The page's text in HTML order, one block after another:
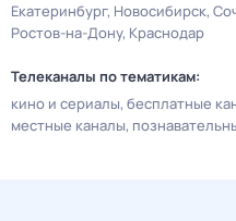
Екатеринбург Новосибирск
Ростов-на-Дону Краснодар
Телеканалы по тематикам:
кино и сериалы бесплатные
местные каналы